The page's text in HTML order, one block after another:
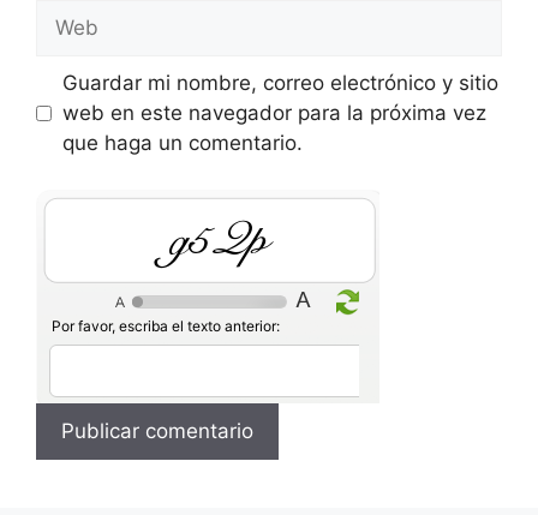
Web
Guardar mi nombre, correo electrónico y sitio
web en este navegador para la próxima vez
que haga un comentario.
WGQM
Por favor, escriba el texto anterior: